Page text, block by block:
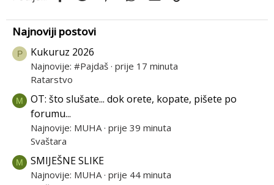
Najnoviji postovi
P Kukuruz 2026
Najnovije: #Pajdaš prije 17 minuta
Ratarstvo
M
OT: što slušate... dok orete, kopate, pišete po
forumu...
Najnovije: MUHA prije 39 minuta
Svaštara
M SMIJEŠNE SLIKE
Najnovije: MUHA prije 44 minuta